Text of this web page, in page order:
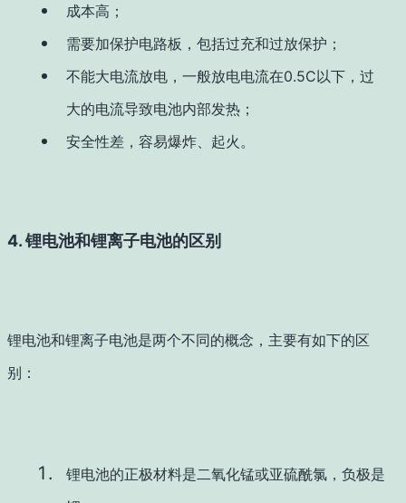
成本高；
需要加保护电路板，包括过充和过放保护；
不能大电流放电，一般放电电流在0.5C以下，过
大的电流导致电池内部发热；
安全性差，容易爆炸、起火。
4. 锂电池和锂离子电池的区别
锂电池和锂离子电池是两个不同的概念，主要有如下的区
别：
锂电池的正极材料是二氧化锰或亚硫酰氯，负极是